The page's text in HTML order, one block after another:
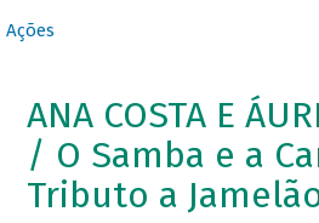
Ações
ANA COSTA E
/ O Samba e a
Tributo a